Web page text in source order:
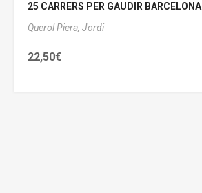
25 CARRERS PER GAUDIR BARCELONA
Querol Piera, Jordi
22,50€